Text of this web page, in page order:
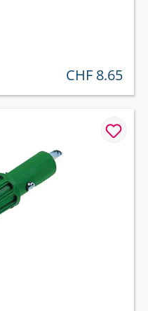
regulärer preis:
CHF 8.65